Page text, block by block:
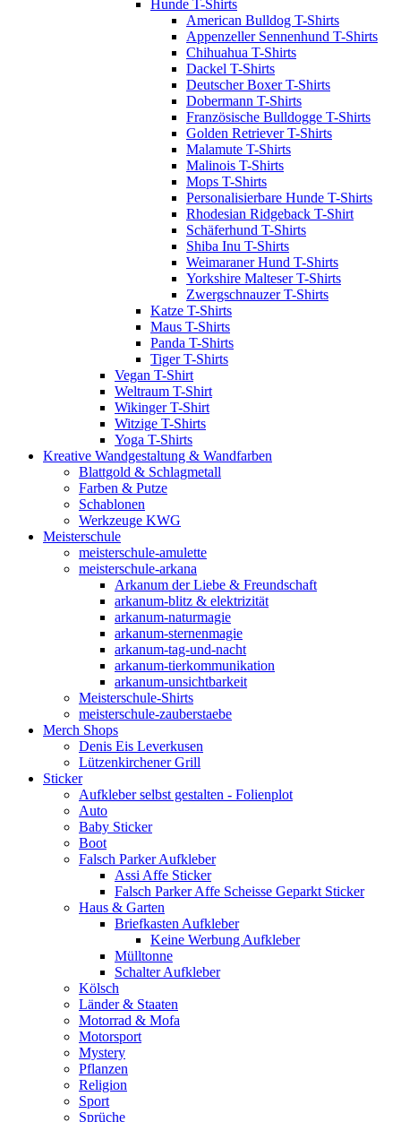
Hunde T-Shirts
American Bulldog T-Shirts
Appenzeller Sennenhund T-Shirts
Chihuahua T-Shirts
Dackel T-Shirts
Deutscher Boxer T-Shirts
Dobermann T-Shirts
Französische Bulldogge T-Shirts
Golden Retriever T-Shirts
Malamute T-Shirts
Malinois T-Shirts
Mops T-Shirts
Personalisierbare Hunde T-Shirts
Rhodesian Ridgeback T-Shirt
Schäferhund T-Shirts
Shiba Inu T-Shirts
Weimaraner Hund T-Shirts
Yorkshire Malteser T-Shirts
Zwergschnauzer T-Shirts
Katze T-Shirts
Maus T-Shirts
Panda T-Shirts
Tiger T-Shirts
Vegan T-Shirt
Weltraum T-Shirt
Wikinger T-Shirt
Witzige T-Shirts
Yoga T-Shirts
Kreative Wandgestaltung & Wandfarben
Blattgold & Schlagmetall
Farben & Putze
Schablonen
Werkzeuge KWG
Meisterschule
meisterschule-amulette
meisterschule-arkana
Arkanum der Liebe & Freundschaft
arkanum-blitz & elektrizität
arkanum-naturmagie
arkanum-sternenmagie
arkanum-tag-und-nacht
arkanum-tierkommunikation
arkanum-unsichtbarkeit
Meisterschule-Shirts
meisterschule-zauberstaebe
Merch Shops
Denis Eis Leverkusen
Lützenkirchener Grill
Sticker
Aufkleber selbst gestalten - Folienplot
Auto
Baby Sticker
Boot
Falsch Parker Aufkleber
Assi Affe Sticker
Falsch Parker Affe Scheisse Geparkt Sticker
Haus & Garten
Briefkasten Aufkleber
Keine Werbung Aufkleber
Mülltonne
Schalter Aufkleber
Kölsch
Länder & Staaten
Motorrad & Mofa
Motorsport
Mystery
Pflanzen
Religion
Sport
Sprüche